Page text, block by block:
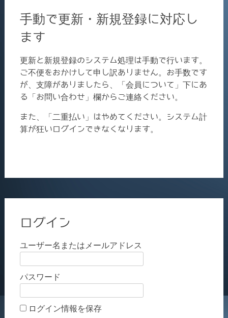
手動で更新・新規登録に対応し
ます
更新と新規登録のシステム処理は手動で行います。
ご不便をおかけして申し訳ありません。お手数です
が、支障がありましたら、「会員について」下にあ
る「お問い合わせ」欄からご連絡ください。
また、「二重払い」はやめてください。システム計
算が狂いログインできなくなります。
ログイン
ユーザー名またはメールアドレス
パスワード
ログイン情報を保存